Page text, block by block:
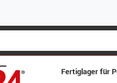
Fertiglager für